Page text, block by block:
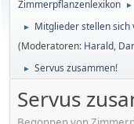
Zimmerpflanzenlexikon ►
►
Mitglieder stellen sich
(Moderatoren: Harald,
► Servus zusammen!
Servus